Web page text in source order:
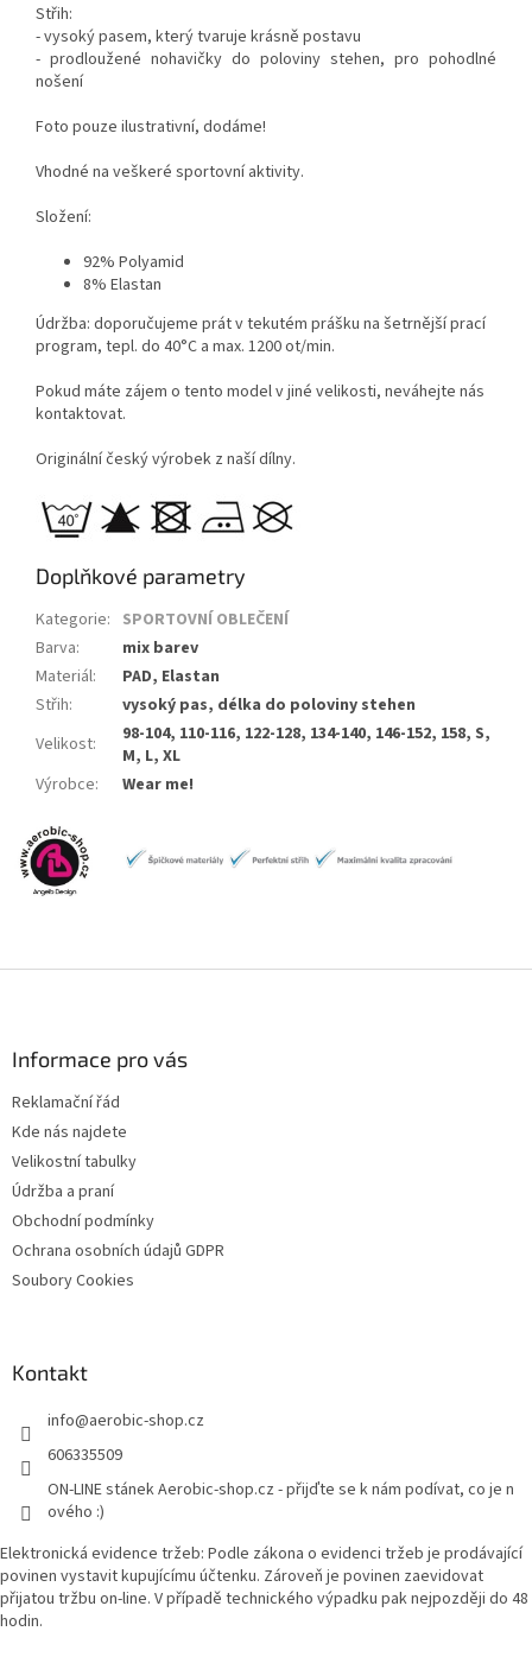
Střih:
- vysoký pasem, který tvaruje krásně postavu
- prodloužené nohavičky do poloviny stehen, pro pohodlné
nošení
Foto pouze ilustrativní, dodáme!
Vhodné na veškeré sportovní aktivity.
Složení:
92% Polyamid
8% Elastan
Údržba: doporučujeme prát v tekutém prášku na šetrnější prací
program, tepl. do 40°C a max. 1200 ot/min.
Pokud máte zájem o tento model v jiné velikosti, neváhejte nás
kontaktovat.
Originální český výrobek z naší dílny.
Doplňkové parametry
Kategorie: SPORTOVNÍ OBLEČENÍ
Barva:
mix barev
Materiál:
PAD, Elastan
Střih:
vysoký pas, délka do poloviny stehen
Velikost:
98-104, 110-116, 122-128, 134-140, 146-152, 158, S,
M, L, XL
Výrobce: Wear me!
Informace pro vás
Reklamační řád
Kde nás najdete
Velikostní tabulky
Údržba a praní
Obchodní podmínky
Ochrana osobních údajů GDPR
Soubory Cookies
Kontakt
info@aerobic-shop.cz
606335509
ON-LINE stánek Aerobic-shop.cz - přijďte se k nám podívat, co je n
ového :)
Elektronická evidence tržeb: Podle zákona o evidenci tržeb je prodávající
povinen vystavit kupujícímu účtenku. Zároveň je povinen zaevidovat
přijatou tržbu on-line. V případě technického výpadku pak nejpozději do 48
hodin.